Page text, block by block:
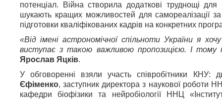
потенціал. Війна створила додаткові труднощі для
шукають кращих можливостей для самореалізації
підготовки кваліфікованих кадрів на конкретних
«Від імені астрономічної спільноти України я
виступає з такою важливою пропозицією. І
Ярослав Яцків.
У обговоренні взяли участь співробітники КНУ:
Єфіменко, заступник директора з наукової роботи
кафедри біофізики та нейробіології ННЦ